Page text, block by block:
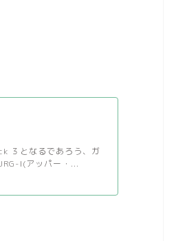
３となるであろう、ガ
I(アッパー・...